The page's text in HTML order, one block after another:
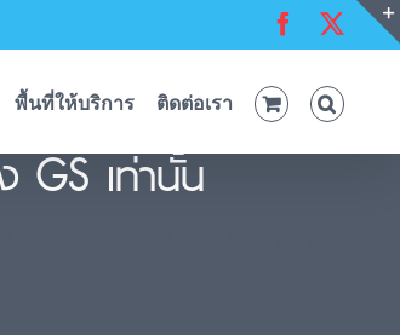
Facebook
พื้นที่ให้บริการ ติดต่อเรา
GS เท่านั้น